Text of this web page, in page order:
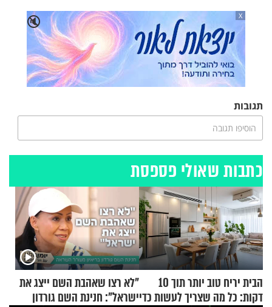
🔇
X
תגובות
הוסיפו תגובה
כתבות שאולי פספסת
הבית יריח טוב יותר תוך 10
דקות: כל מה שצריך לעשות כדי
"לא רצו שאהבת השם ייצג את
ישראל": חנינת השם גורדון